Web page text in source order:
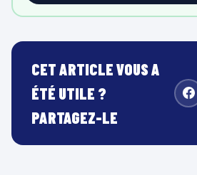
CET ARTICLE VOUS A
ÉTÉ UTILE ?
PARTAGEZ-LE